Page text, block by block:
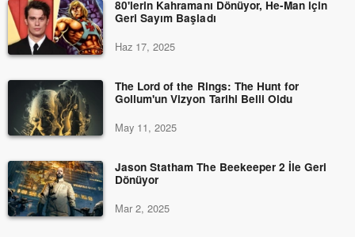
80'lerin Kahramanı Dönüyor, He-Man için
Geri Sayım Başladı
Haz 17, 2025
The Lord of the Rings: The Hunt for
Gollum'un Vizyon Tarihi Belli Oldu
May 11, 2025
Jason Statham The Beekeeper 2 İle Geri
Dönüyor
Mar 2, 2025